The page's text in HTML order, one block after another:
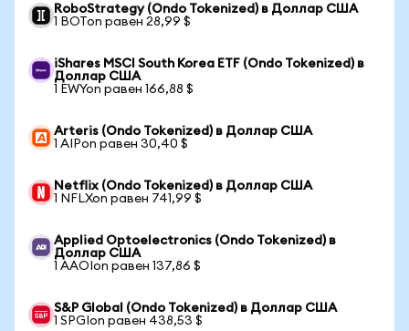
RoboStrategy (Ondo Tokenized) в Доллар США
1 BOTon равен 28,99 $
iShares MSCI South Korea ETF (Ondo Tokenized) в
Доллар США
1 EWYon равен 166,88 $
Arteris (Ondo Tokenized) в Доллар США
1 AIPon равен 30,40 $
Netflix (Ondo Tokenized) в Доллар США
1 NFLXon равен 741,99 $
Applied Optoelectronics (Ondo Tokenized) в
Доллар США
1 AAOIon равен 137,86 $
S&P Global (Ondo Tokenized) в Доллар США
1 SPGIon равен 438,53 $